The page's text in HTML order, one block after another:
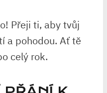
Přeji ti, aby tvůj
a pohodou. Ať tě
celý rok.